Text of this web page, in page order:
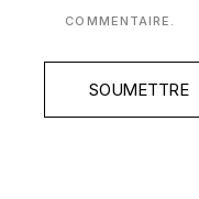
COMMENTAIRE.
SOUMETTRE